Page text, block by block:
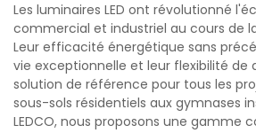
Les luminaires LED ont révolutionné
commercial et industriel au cours de
Leur efficacité énergétique sans
vie exceptionnelle et leur flexibilité de
solution de référence pour tous les
sous-sols résidentiels aux gymnases
LEDCO, nous proposons une gamme